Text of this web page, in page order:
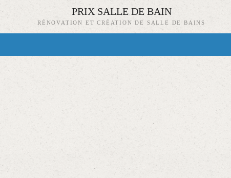
PRIX SALLE DE BAIN
RÉNOVATION ET CRÉATION DE SALLE DE BAINS